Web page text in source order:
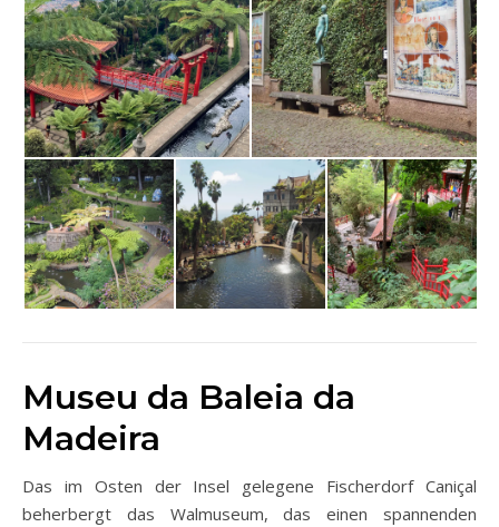
Museu da Baleia da
Madeira
Das im Osten der Insel gelegene Fischerdorf Caniçal
beherbergt das Walmuseum, das einen spannenden